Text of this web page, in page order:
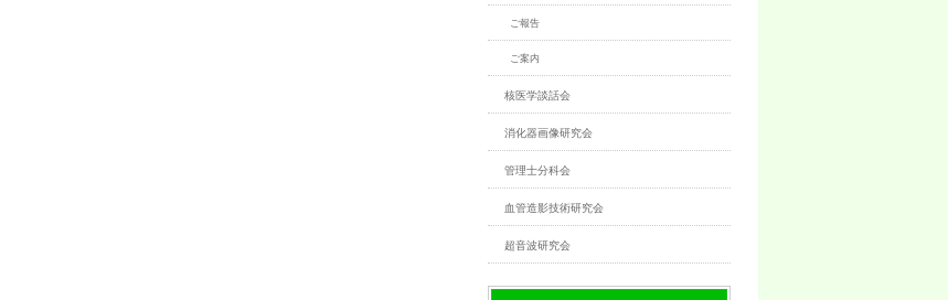
ご報告
ご案内
核医学談話会
消化器画像研究会
管理士分科会
血管造影技術研究会
超音波研究会